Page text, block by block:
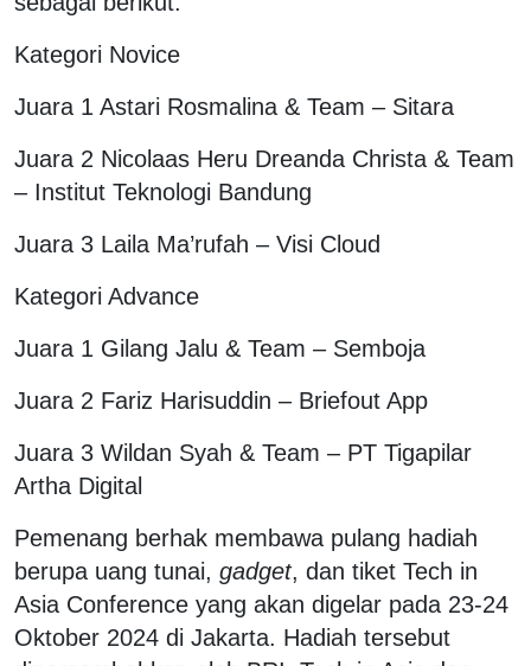
Kategori Novice
Juara 1 Astari Rosmalina & Team – Sitara
Juara 2 Nicolaas Heru Dreanda Christa & Team
– Institut Teknologi Bandung
Juara 3 Laila Ma’rufah – Visi Cloud
Kategori Advance
Juara 1 Gilang Jalu & Team – Semboja
Juara 2 Fariz Harisuddin – Briefout App
Juara 3 Wildan Syah & Team – PT Tigapilar
Artha Digital
Pemenang berhak membawa pulang hadiah
berupa uang tunai, gadget, dan tiket Tech in
Asia Conference yang akan digelar pada 23-24
Oktober 2024 di Jakarta. Hadiah tersebut